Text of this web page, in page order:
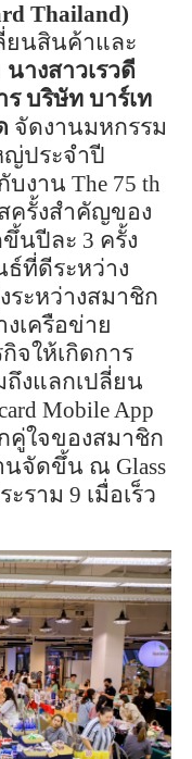
Thailand)
ยนสินค้าและ
นางสาวเรวดี
บริษัท บาร์เท
จัดงานมหกรรม
ญ่ประจำปี
บงาน The 75 th
ครั้งสำคัญของ
นปีละ 3 ครั้ง
ธ์ที่ดีระหว่าง
ระหว่างสมาชิก
เครือข่าย
จให้เกิดการ
งแลกเปลี่ยน
Mobile App
คู่ใจของสมาชิก
านจัดขึ้น ณ Glass
ะราม 9 เมื่อเร็ว